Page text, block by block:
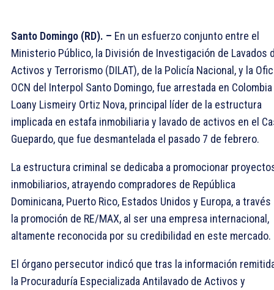
Santo Domingo (RD). – En un esfuerzo conjunto entre el
Ministerio Público, la División de Investigación de Lavados
Activos y Terrorismo (DILAT), de la Policía Nacional, y la
OCN del Interpol Santo Domingo, fue arrestada en Colombia
Loany Lismeiry Ortiz Nova, principal líder de la estructura
implicada en estafa inmobiliaria y lavado de activos en el
Guepardo, que fue desmantelada el pasado 7 de febrero.
La estructura criminal se dedicaba a promocionar
inmobiliarios, atrayendo compradores de República
Dominicana, Puerto Rico, Estados Unidos y Europa, a través
la promoción de RE/MAX, al ser una empresa internacional,
altamente reconocida por su credibilidad en este mercado.
El órgano persecutor indicó que tras la información
la Procuraduría Especializada Antilavado de Activos y